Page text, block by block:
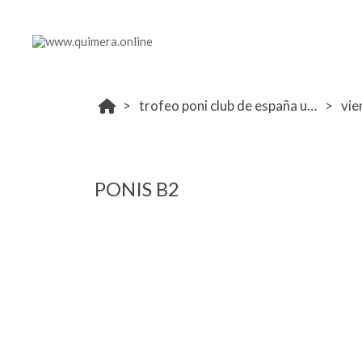
trofeo poni club de españa ucjc 6-8 diciembre
PONIS B2